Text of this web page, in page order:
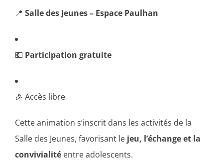
📍 Salle des Jeunes – Espace Paulhan
💶 Participation gratuite
🎉 Accès libre
Cette animation s’inscrit dans les activités de la
Salle des Jeunes, favorisant le jeu, l’échange et la
convivialité entre adolescents.